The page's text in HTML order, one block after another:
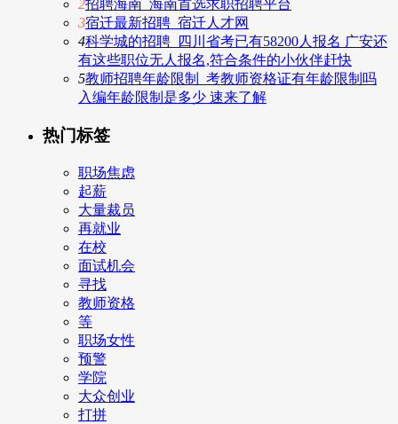
2招聘海南_海南首选求职招聘平台
3宿迁最新招聘_宿迁人才网
4科学城的招聘_四川省考已有58200人报名 广安还
有这些职位无人报名,符合条件的小伙伴赶快
5教师招聘年龄限制_考教师资格证有年龄限制吗
入编年龄限制是多少 速来了解
热门标签
职场焦虑
起薪
大量裁员
再就业
在校
面试机会
寻找
教师资格
等
职场女性
预警
学院
大众创业
打拼